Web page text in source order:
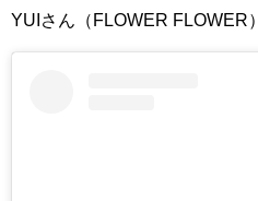
YUIさん（FLOWER FLOWER）